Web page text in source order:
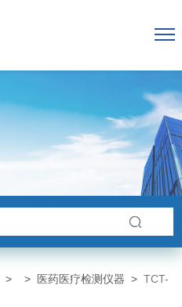
> > 医药医疗检测仪器 >TCT-